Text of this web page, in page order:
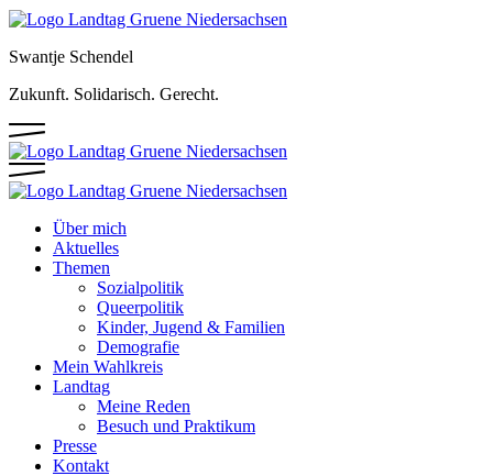
Swantje Schendel
Zukunft. Solidarisch. Gerecht.
Über mich
Aktuelles
Themen
Sozialpolitik
Queerpolitik
Kinder, Jugend & Familien
Demografie
Mein Wahlkreis
Landtag
Meine Reden
Besuch und Praktikum
Presse
Kontakt